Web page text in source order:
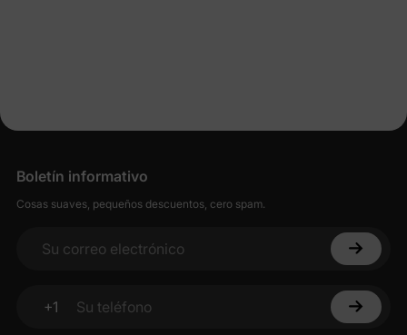
Boletín informativo
Cosas suaves, pequeños descuentos, cero spam.
Su correo electrónico
+1
Su teléfono